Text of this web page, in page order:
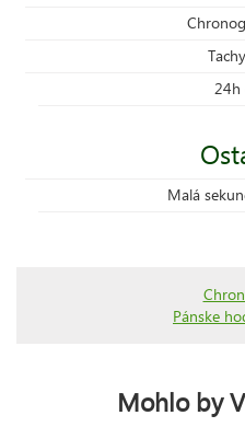
24h
Malá
Pánske
Mohlo by